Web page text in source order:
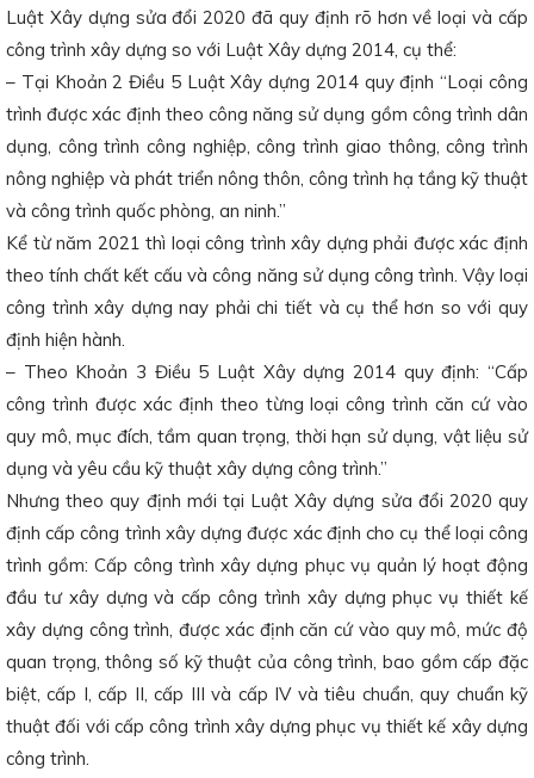
Luật Xây dựng sửa đổi 2020 đã quy định rõ hơn về loại và cấp
công trình xây dựng so với Luật Xây dựng 2014, cụ thể:
– Tại Khoản 2 Điều 5 Luật Xây dựng 2014 quy định “Loại công
trình được xác định theo công năng sử dụng gồm công trình dân
dụng, công trình công nghiệp, công trình giao thông, công trình
nông nghiệp và phát triển nông thôn, công trình hạ tầng kỹ thuật
và công trình quốc phòng, an ninh.”
Kể từ năm 2021 thì loại công trình xây dựng phải được xác định
theo tính chất kết cấu và công năng sử dụng công trình. Vậy loại
công trình xây dựng nay phải chi tiết và cụ thể hơn so với quy
định hiện hành.
– Theo Khoản 3 Điều 5 Luật Xây dựng 2014 quy định: “Cấp
công trình được xác định theo từng loại công trình căn cứ vào
quy mô, mục đích, tầm quan trọng, thời hạn sử dụng, vật liệu sử
dụng và yêu cầu kỹ thuật xây dựng công trình.”
Nhưng theo quy định mới tại Luật Xây dựng sửa đổi 2020 quy
định cấp công trình xây dựng được xác định cho cụ thể loại công
trình gồm: Cấp công trình xây dựng phục vụ quản lý hoạt động
đầu tư xây dựng và cấp công trình xây dựng phục vụ thiết kế
xây dựng công trình, được xác định căn cứ vào quy mô, mức độ
quan trọng, thông số kỹ thuật của công trình, bao gồm cấp đặc
biệt, cấp I, cấp II, cấp III và cấp IV và tiêu chuẩn, quy chuẩn kỹ
thuật đối với cấp công trình xây dựng phục vụ thiết kế xây dựng
công trình.